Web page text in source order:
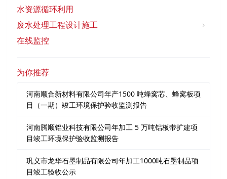
水资源循环利用
废水处理工程设计施工
在线监控
为你推荐
河南顺合新材料有限公司年产1500 吨蜂窝芯、蜂窝板项
目（一期）竣工环境保护验收监测报告
河南腾顺铝业科技有限公司年加工 5 万吨铝板带扩建项
目竣工环境保护验收监测报告
巩义市龙华石墨制品有限公司年加工1000吨石墨制品项
目竣工验收公示